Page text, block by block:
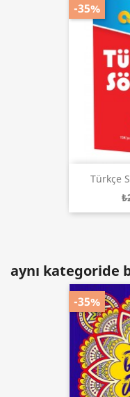
Türkçe
-35%
aynı kategoride
-35%